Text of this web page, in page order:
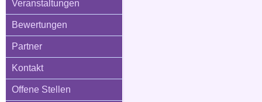
Veranstaltungen
Bewertungen
Partner
Kontakt
Offene Stellen